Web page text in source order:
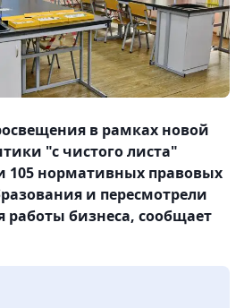
в рамках новой
"с чистого листа"
105 нормативных правовых
и пересмотрели
работы бизнеса, сообщает